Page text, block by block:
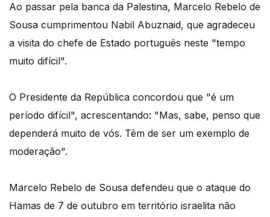
Ao passar pela banca da Palestina, Marcelo Rebelo de
Sousa cumprimentou Nabil Abuznaid, que agradeceu
a visita do chefe de Estado português neste "tempo
muito difícil".
O Presidente da República concordou que "é um
período difícil", acrescentando: "Mas, sabe, penso que
dependerá muito de vós. Têm de ser um exemplo de
moderação".
Marcelo Rebelo de Sousa defendeu que o ataque do
Hamas de 7 de outubro em território israelita não